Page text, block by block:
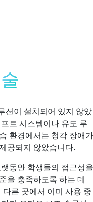
션이 설치되어 있지 않았
트 시스템이나 유도 루
환경에서는 청각 장애가
공되지 않았습니다.
동안 학생들의 접근성을
을 충족하도록 하는 데
른 곳에서 이미 사용 중